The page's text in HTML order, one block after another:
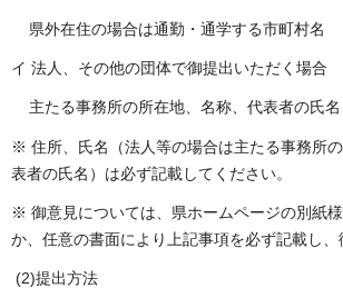
県外在住の場合は通勤・通学する市町村名
イ 法人、その他の団体で御提出いただく場合
主たる事務所の所在地、名称、代表者の氏
※ 住所、氏名（法人等の場合は主たる事務所
表者の氏名）は必ず記載してください。
※ 御意見については、県ホームページの別紙
か、任意の書面により上記事項を必ず記載し、
(2)提出方法